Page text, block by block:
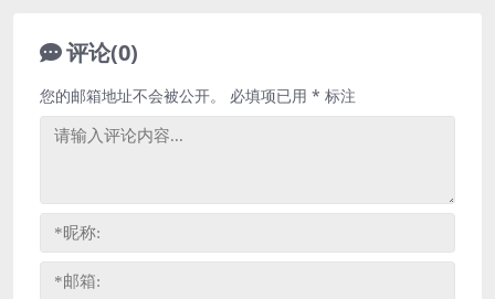
评论(0)
您的邮箱地址不会被公开。 必填项已用 * 标注